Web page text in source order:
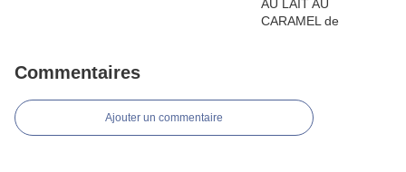
Commentaires
Ajouter un commentaire